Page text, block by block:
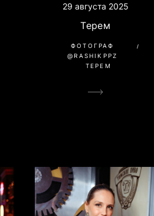
29 августа 2025
Терем
ФОТОГРАФ
@RASHIKPPZ
ТЕРЕМ